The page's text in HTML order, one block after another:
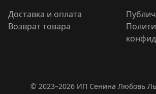
Доставка и оплата
Возврат товара
© 2023–2026 ИП Сенина Любовь